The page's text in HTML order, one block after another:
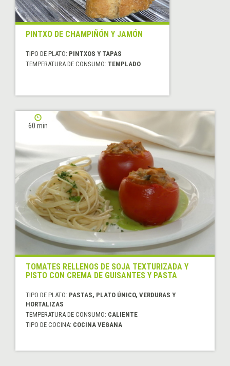
PINTXO DE CHAMPIÑÓN Y JAMÓN
TIPO DE PLATO: PINTXOS Y TAPAS
TEMPERATURA DE CONSUMO: TEMPLADO
60 min
TOMATES RELLENOS DE SOJA TEXTURIZADA Y
PISTO CON CREMA DE GUISANTES Y PASTA
TIPO DE PLATO: PASTAS, PLATO ÚNICO, VERDURAS Y
HORTALIZAS
TEMPERATURA DE CONSUMO: CALIENTE
TIPO DE COCINA: COCINA VEGANA